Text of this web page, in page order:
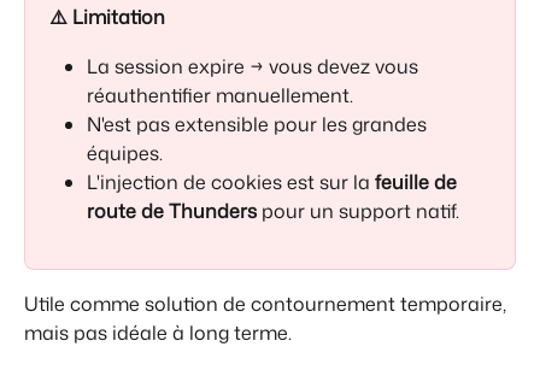
⚠️ Limitation
La session expire → vous devez vous
réauthentifier manuellement.
N'est pas extensible pour les grandes
équipes.
L'injection de cookies est sur la feuille de
route de Thunders pour un support natif.
Utile comme solution de contournement temporaire,
mais pas idéale à long terme.